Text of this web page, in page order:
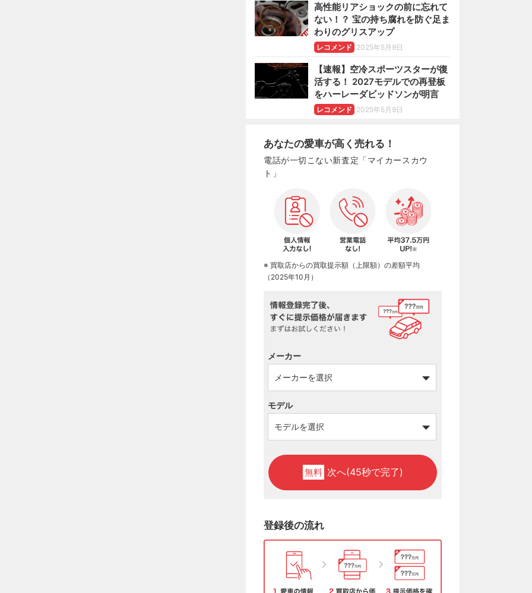
高性能リアショックの前に忘れて
ない！？ 宝の持ち腐れを防ぐ足ま
わりのグリスアップ
レコメンド 2025年5月9日
【速報】空冷スポーツスターが復
活する！ 2027モデルでの再登板
をハーレーダビッドソンが明言
レコメンド 2025年5月9日
あなたの愛車が高く売れる！
電話が一切こない新査定「マイカースカウ
ト」
※ 買取店からの買取提示額（上限額）の差額平均
（2025年10月）
メーカー
モデル
無料 次へ(45秒で完了)
登録後の流れ